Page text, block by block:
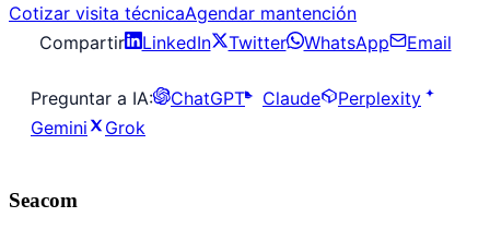
Cotizar visita técnicaAgendar mantención
Compartir
LinkedIn Twitter WhatsApp Email
Preguntar a IA: ChatGPT Claude
Perplexity
Gemini
Grok
Seacom